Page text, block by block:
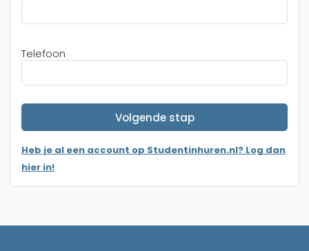
Telefoon
Volgende stap
Heb je al een account op Studentinhuren.nl? Log dan
hier in!